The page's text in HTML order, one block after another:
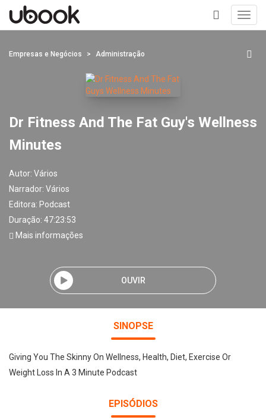
+
Empresas e Negócios Administração
Dr Fitness And The Fat Guy's Wellness
Minutes
Autor: Vários
Narrador: Vários
Editora: Podcast
Duração: 47:23:53
Mais informações
OUVIR
SINOPSE
Giving You The Skinny On Wellness, Health, Diet, Exercise Or
Weight Loss In A 3 Minute Podcast
EPISÓDIOS